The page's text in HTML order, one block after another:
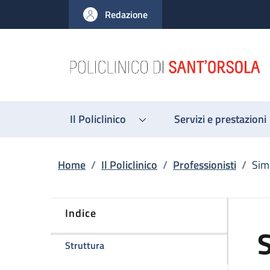
al contenuto principale
to footer content
Redazione
Il Policlinico Servizi e prestazioni
Briciole di pane
Home / Il Policlinico / Professionisti /
Indice
Strutturadella pagina Simone Manera